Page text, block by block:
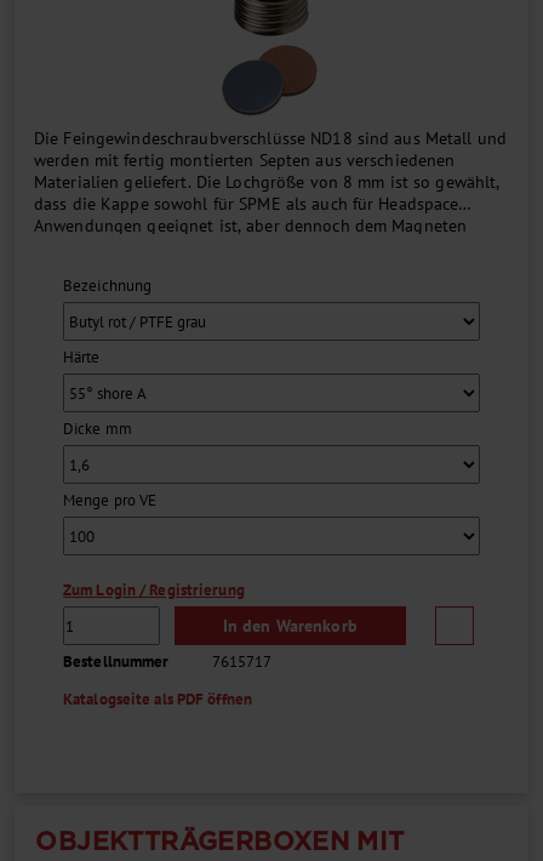
Die Feingewindeschraubverschlüsse ND18 sind aus Metall und
werden mit fertig montierten Septen aus verschiedenen
Materialien geliefert. Die Lochgröße von 8 mm ist so gewählt,
dass die Kappe sowohl für SPME als auch für Headspace
Anwendungen geeignet ist, aber dennoch dem Magneten
sichergestellt, dass die Kappe immer eine plane Oberfläche
hat, damit die Flasche nicht vom Magneten fallen kann. Die
Trennung von Flasche und Verschluss nach der Analyse zwecks
Entsorgung ist wesentlich einfacher als bei
Bördelverschlüssen....
Bezeichnung
Härte
Dicke mm
Menge pro VE
Zum Login / Registrierung
In den Warenkorb
Bestellnummer
7615717
Katalogseite als PDF öffnen
OBJEKTTRÄGERBOXEN MIT